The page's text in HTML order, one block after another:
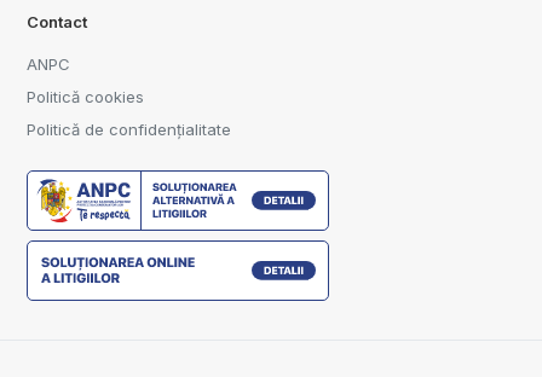
Contact
ANPC
Politică cookies
Politică de confidențialitate